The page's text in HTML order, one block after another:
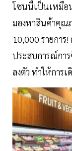
โซนนี้เป็นเหมือ
มองหาสินค้าคุณ
10,000 รายกา
ประสบการณ์กา
ลงตัว ทำให้การ